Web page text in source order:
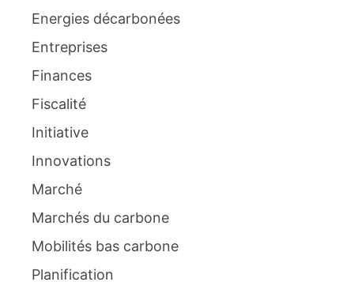
Energies décarbonées
Entreprises
Finances
Fiscalité
Initiative
Innovations
Marché
Marchés du carbone
Mobilités bas carbone
Planification